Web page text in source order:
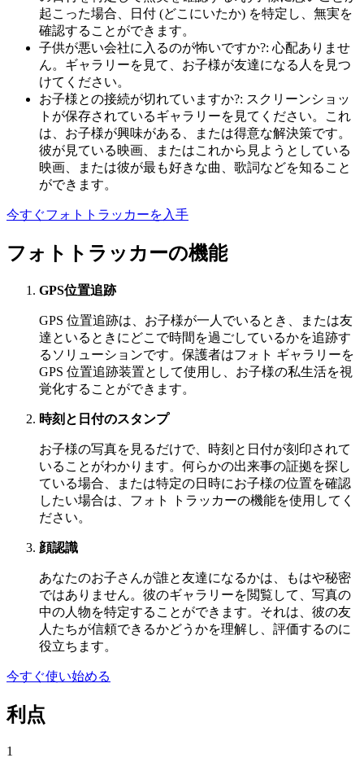
起こった場合、日付 (どこにいたか) を特定し、無実を
確認することができます。
子供が悪い会社に入るのが怖いですか?: 心配ありませ
ん。ギャラリーを見て、お子様が友達になる人を見つ
けてください。
お子様との接続が切れていますか?: スクリーンショッ
トが保存されているギャラリーを見てください。これ
は、お子様が興味がある、または得意な解決策です。
彼が見ている映画、またはこれから見ようとしている
映画、または彼が最も好きな曲、歌詞などを知ること
ができます。
今すぐフォトトラッカーを入手
フォトトラッカーの機能
GPS位置追跡
GPS 位置追跡は、お子様が一人でいるとき、または友
達といるときにどこで時間を過ごしているかを追跡す
るソリューションです。保護者はフォト ギャラリーを
GPS 位置追跡装置として使用し、お子様の私生活を視
覚化することができます。
時刻と日付のスタンプ
お子様の写真を見るだけで、時刻と日付が刻印されて
いることがわかります。何らかの出来事の証拠を探し
ている場合、または特定の日時にお子様の位置を確認
したい場合は、フォト トラッカーの機能を使用してく
ださい。
顔認識
あなたのお子さんが誰と友達になるかは、もはや秘密
ではありません。彼のギャラリーを閲覧して、写真の
中の人物を特定することができます。それは、彼の友
人たちが信頼できるかどうかを理解し、評価するのに
役立ちます。
今すぐ使い始める
利点
1